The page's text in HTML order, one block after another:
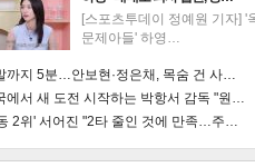
[스포츠투데이 정예원 기자] '
문제아들' 하영…
까지 5분…안보현·정은채, 목숨 건 사…
에서 새 도전 시작하는 박항서 감독 "원…
2위' 서어진 "2타 줄인 것에 만족…주…